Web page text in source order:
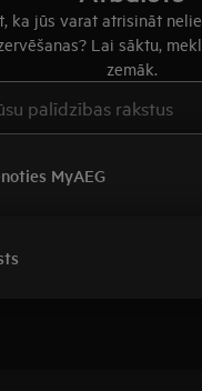
ka jūs varat atrisināt
Lai sāktu,
zemāk.
MyAEG